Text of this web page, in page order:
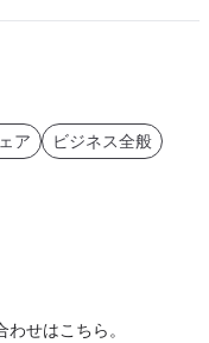
ア
ビジネス全般
せはこちら。